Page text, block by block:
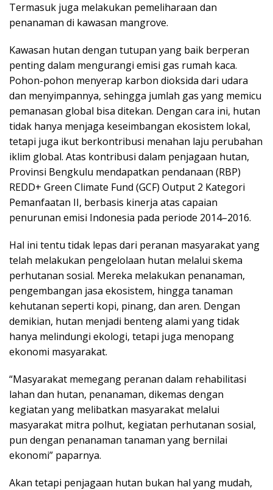
Termasuk juga melakukan pemeliharaan dan
penanaman di kawasan mangrove.
Kawasan hutan dengan tutupan yang baik berperan
penting dalam mengurangi emisi gas rumah kaca.
Pohon-pohon menyerap karbon dioksida dari udara
dan menyimpannya, sehingga jumlah gas yang memicu
pemanasan global bisa ditekan. Dengan cara ini, hutan
tidak hanya menjaga keseimbangan ekosistem lokal,
tetapi juga ikut berkontribusi menahan laju perubahan
iklim global. Atas kontribusi dalam penjagaan hutan,
Provinsi Bengkulu mendapatkan pendanaan (RBP)
REDD+ Green Climate Fund (GCF) Output 2 Kategori
Pemanfaatan II, berbasis kinerja atas capaian
penurunan emisi Indonesia pada periode 2014–2016.
Hal ini tentu tidak lepas dari peranan masyarakat yang
telah melakukan pengelolaan hutan melalui skema
perhutanan sosial. Mereka melakukan penanaman,
pengembangan jasa ekosistem, hingga tanaman
kehutanan seperti kopi, pinang, dan aren. Dengan
demikian, hutan menjadi benteng alami yang tidak
hanya melindungi ekologi, tetapi juga menopang
ekonomi masyarakat.
“Masyarakat memegang peranan dalam rehabilitasi
lahan dan hutan, penanaman, dikemas dengan
kegiatan yang melibatkan masyarakat melalui
masyarakat mitra polhut, kegiatan perhutanan sosial,
pun dengan penanaman tanaman yang bernilai
ekonomi” paparnya.
Akan tetapi penjagaan hutan bukan hal yang mudah,